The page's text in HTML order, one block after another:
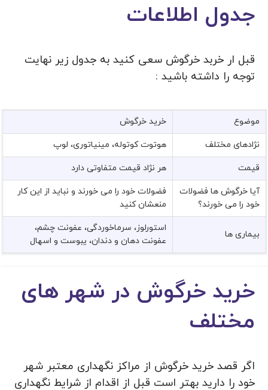
جدول اطلاعات
قبل ار خربد خرگوش سعی کنید به جدول زیر نهایت
توجه را داشته باشید :
موضوع خرید خرگوش
نژادهای مختلف هوتوت کوتوله، مینیاتوری، لوپ
قیمت هر نژاد قیمت متفاوتی دارد
آیا خرگوش ها فضولات
خود را می خورند؟
فضولات خود را می خورند و نباید از این کار
منعشان کنید
بیماری ها
استورلوز، سرماخوردگی، عفونت چشم،
عفونت دهان و دندان، یبوست و اسهال
خرید خرگوش در شهر های
مختلف
اگر قصد خرید خرگوش از مراکز نگهداری معتبر شهر
خود را دارید بهتر است قبل از اقدام از شرایط نگهداری